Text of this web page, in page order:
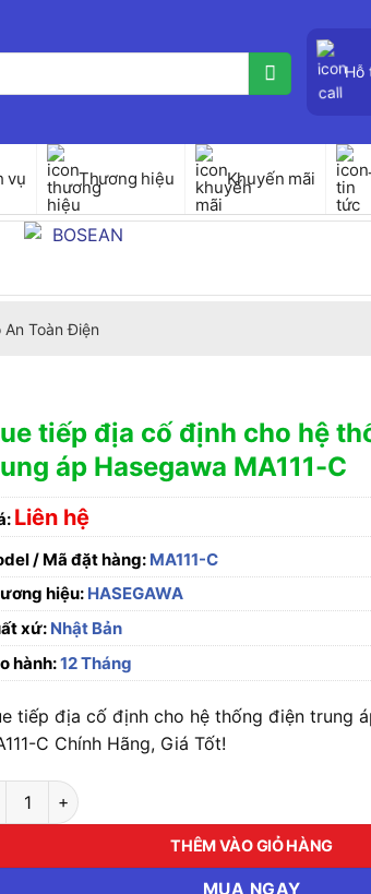
Hỗ
vụ Thương hiệu Khuyến mãi
Toàn Điện
tiếp địa cố định cho hệ
áp Hasegawa MA111-C
Liên hệ
/ Mã đặt hàng: MA111-C
hiệu: HASEGAWA
xứ: Nhật Bản
hành:12 Tháng
tiếp địa cố định cho hệ thống điện trung
C Chính Hãng, Giá Tốt!
tiếp địa cố định cho hệ thống điện trung áp
THÊM VÀO GIỎ HÀNG
MUA NGAY